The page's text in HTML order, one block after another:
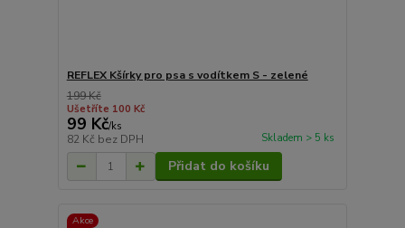
REFLEX Kšírky pro psa s vodítkem S - zelené
199 Kč
Ušetříte 100 Kč
99 Kč/ks
82 Kč bez DPH Skladem > 5 ks
Přidat do košíku
Akce